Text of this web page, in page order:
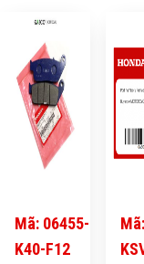
Mã: 06455-
K40-F12